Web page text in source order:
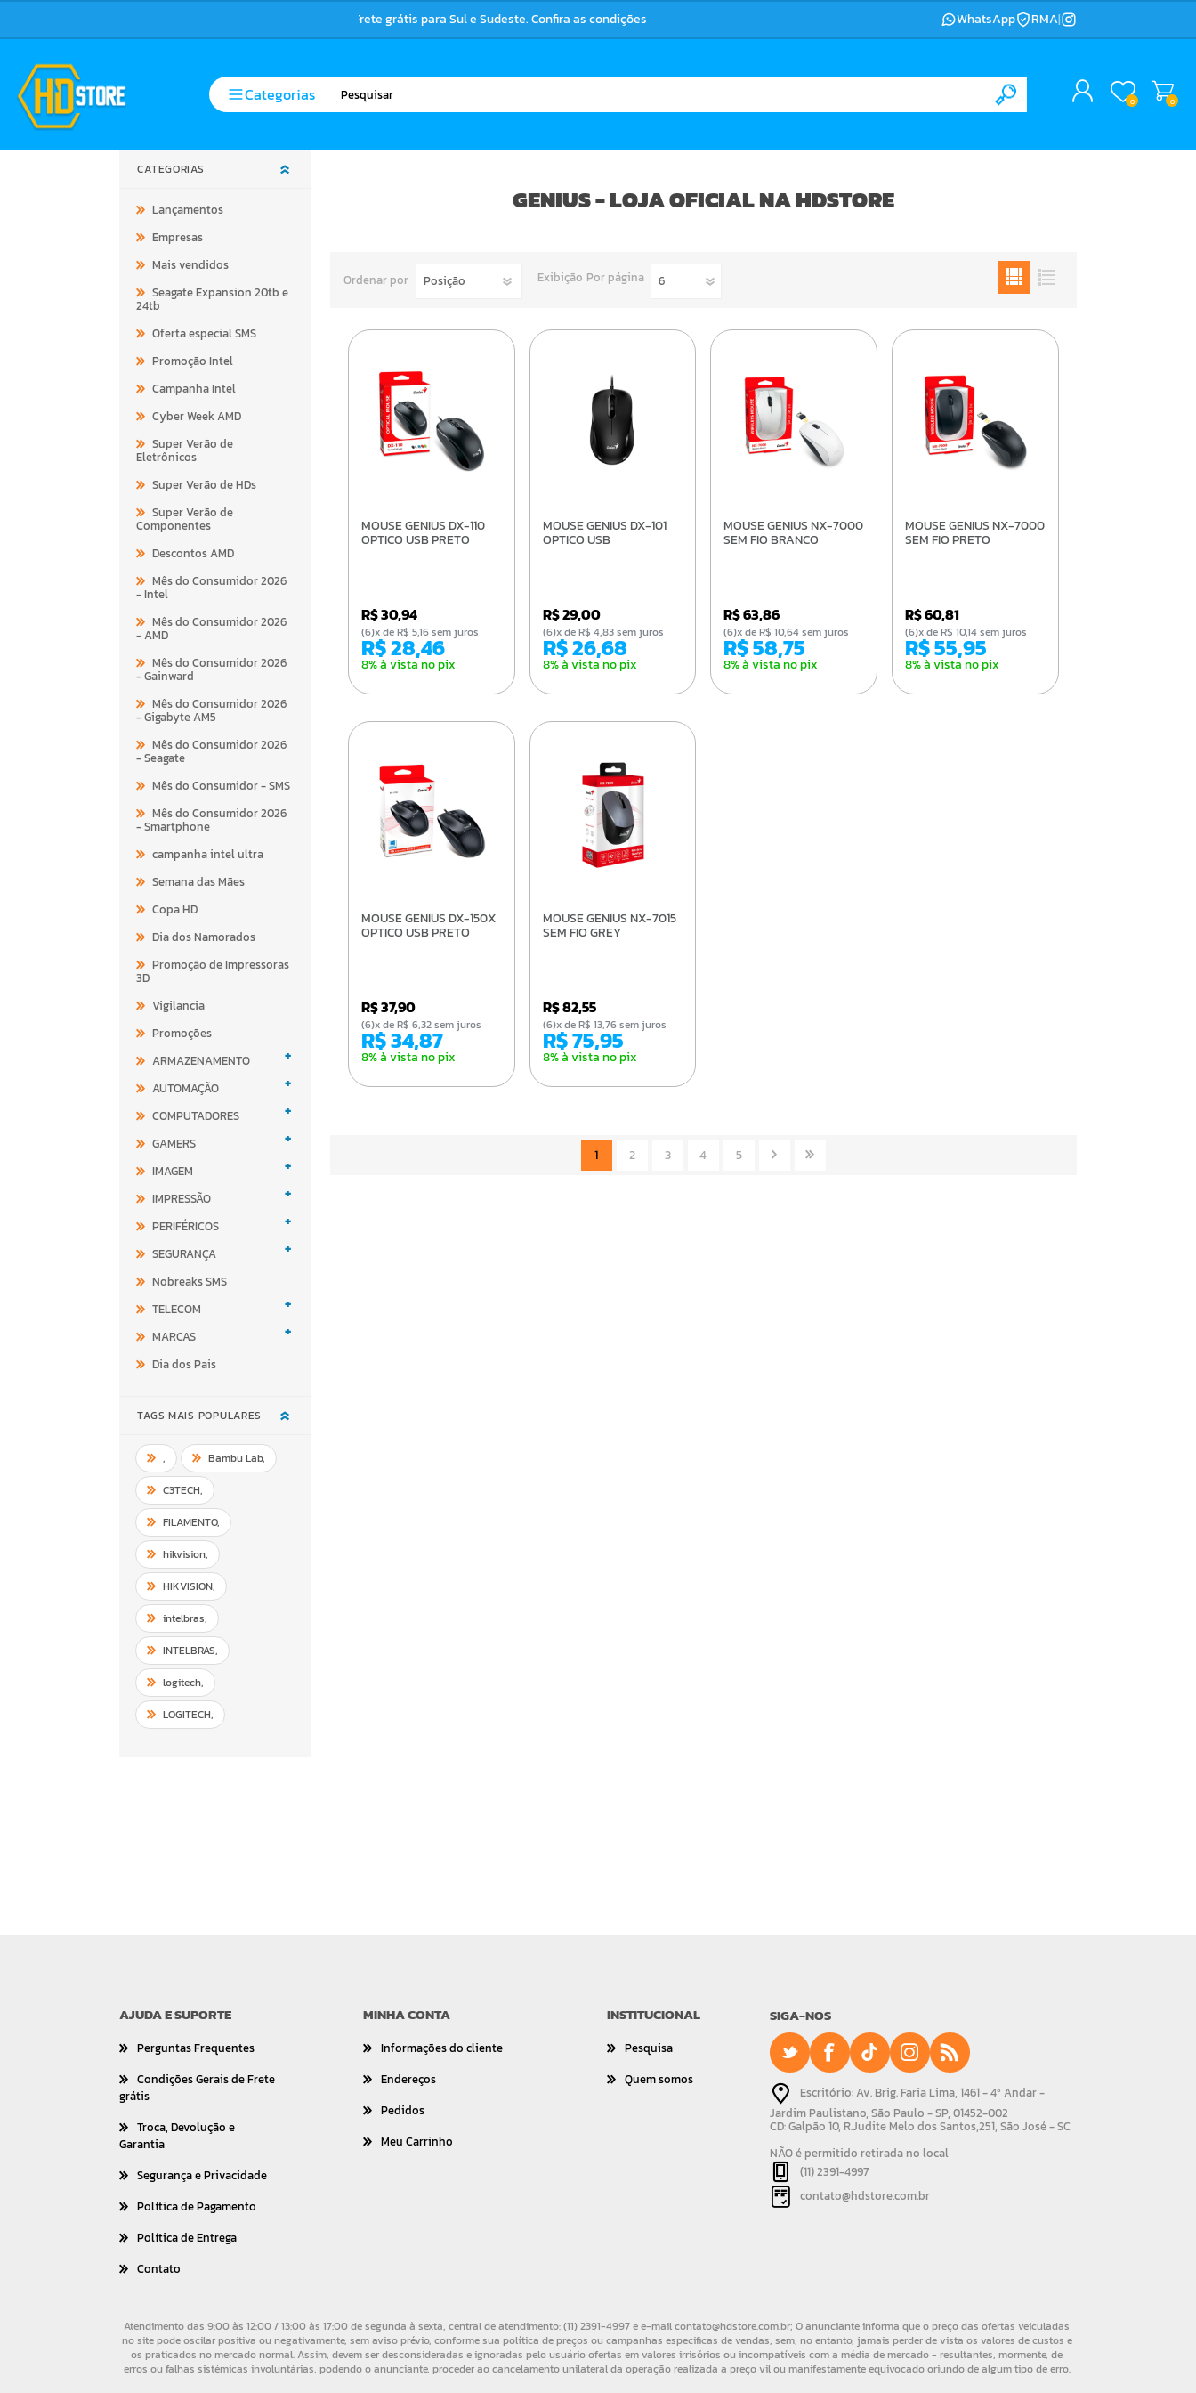
Frete grátis para Sul e Sudeste. Confira as condições WhatsApp RMA|
Categorias 0 0
CATEGORIAS
Lançamentos
Empresas
Mais vendidos
Seagate Expansion 20tb e
24tb
Oferta especial SMS
Promoção Intel
Campanha Intel
Cyber Week AMD
Super Verão de
Eletrônicos
Super Verão de HDs
Super Verão de
Componentes
Descontos AMD
Mês do Consumidor 2026
- Intel
Mês do Consumidor 2026
- AMD
Mês do Consumidor 2026
- Gainward
Mês do Consumidor 2026
- Gigabyte AM5
Mês do Consumidor 2026
- Seagate
Mês do Consumidor - SMS
Mês do Consumidor 2026
- Smartphone
campanha intel ultra
Semana das Mães
Copa HD
Dia dos Namorados
Promoção de Impressoras
3D
Vigilancia
Promoções
ARMAZENAMENTO
+
AUTOMAÇÃO +
COMPUTADORES +
GAMERS +
IMAGEM +
IMPRESSÃO +
PERIFÉRICOS +
SEGURANÇA +
Nobreaks SMS
TELECOM
+
MARCAS +
Dia dos Pais
TAGS MAIS POPULARES
, Bambu Lab,
C3TECH,
FILAMENTO,
hikvision,
HIKVISION,
intelbras,
INTELBRAS,
logitech,
LOGITECH,
GENIUS - LOJA OFICIAL NA HDSTORE
Ordenar por Exibição Por página
MOUSE GENIUS DX-110
OPTICO USB PRETO
R$ 30,94
R$ 28,46
8% à vista no pix
(6)x de R$ 5,16 sem juros
MOUSE GENIUS DX-101
OPTICO USB
R$ 29,00
R$ 26,68
8% à vista no pix
(6)x de R$ 4,83 sem juros
MOUSE GENIUS NX-7000
SEM FIO BRANCO
R$ 63,86
R$ 58,75
8% à vista no pix
(6)x de R$ 10,64 sem juros
MOUSE GENIUS NX-7000
SEM FIO PRETO
R$ 60,81
R$ 55,95
8% à vista no pix
(6)x de R$ 10,14 sem juros
MOUSE GENIUS DX-150X
OPTICO USB PRETO
R$ 37,90
R$ 34,87
8% à vista no pix
(6)x de R$ 6,32 sem juros
MOUSE GENIUS NX-7015
SEM FIO GREY
R$ 82,55
R$ 75,95
8% à vista no pix
(6)x de R$ 13,76 sem juros
1 2 3 4 5
AJUDA E SUPORTE
Perguntas Frequentes
Condições Gerais de Frete
grátis
Troca, Devolução e
Garantia
Segurança e Privacidade
Política de Pagamento
Política de Entrega
Contato
MINHA CONTA
Informações do cliente
Endereços
Pedidos
Meu Carrinho
INSTITUCIONAL
Pesquisa
Quem somos
SIGA-NOS
Escritório: Av. Brig. Faria Lima, 1461 - 4º Andar -
Jardim Paulistano, São Paulo - SP, 01452-002
CD: Galpão 10, R.Judite Melo dos Santos,251, São José - SC
NÃO é permitido retirada no local
(11) 2391-4997
contato@hdstore.com.br